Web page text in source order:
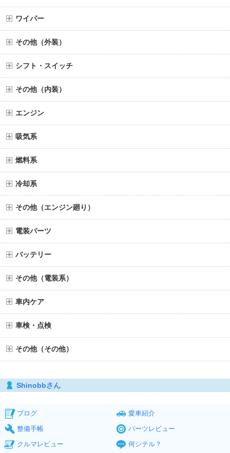
ワイパー
その他（外装）
シフト・スイッチ
その他（内装）
エンジン
吸気系
燃料系
冷却系
その他（エンジン廻り）
電装パーツ
バッテリー
その他（電装系）
車内ケア
車検・点検
その他（その他）
Shinobbさん
ブログ
愛車紹介
整備手帳
パーツレビュー
クルマレビュー
何シテル？